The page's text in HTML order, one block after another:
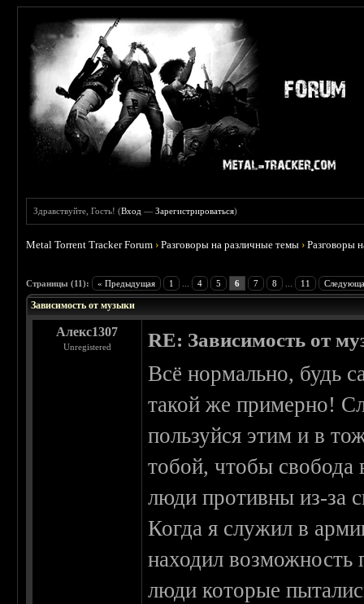
Здравствуйте, Гость! (Вход —Зарегистрироваться)
Metal Torrent Tracker Forum ›Разговоры на различные темы ›Разговоры
Страницы (11): « Предыдущая 1 4 5 6 7 8 11
Зависимость от музыки
Алекс1307
Unregistered RE: Зависимость от
Всё нормально, будь
такой же примерно!
пользуйся этим и в
тобой, чтобы свобода
люди противны из-за
Когда я служил в
находил
люди которые